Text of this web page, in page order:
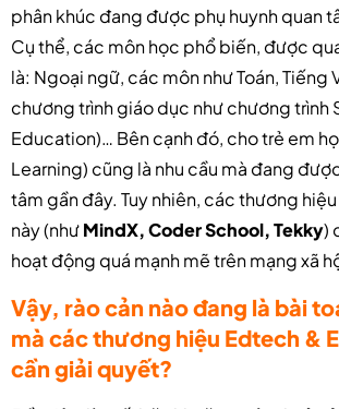
phân khúc đang được phụ huynh quan
Cụ thể, các môn học phổ biến, được
là: Ngoại ngữ, các môn như Toán, Tiếng
chương trình giáo dục như chương trình
Education)… Bên cạnh đó, cho trẻ em
Learning) cũng là nhu cầu mà đang
tâm gần đây. Tuy nhiên, các thương
này (nhưMindX, Coder School, Tekky)
hoạt động quá mạnh mẽ trên mạng xã
Vậy, rào cản nào đang là bài
mà các thương hiệu Edtech &
cần giải quyết?